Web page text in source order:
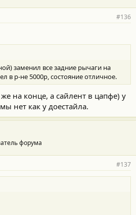
#136
заменил все задние рычаги на
в р-не 5000р, состояние отличное.
на конце, а сайлент в цапфе) у
нет как у доестайла.
форума
#137